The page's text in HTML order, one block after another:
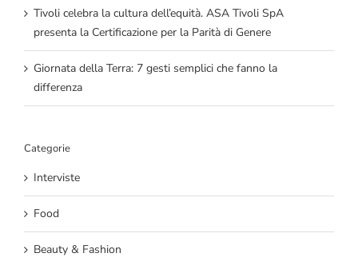
Tivoli celebra la cultura dell’equità. ASA Tivoli SpA
presenta la Certificazione per la Parità di Genere
Giornata della Terra: 7 gesti semplici che fanno la
differenza
Categorie
Interviste
Food
Beauty & Fashion